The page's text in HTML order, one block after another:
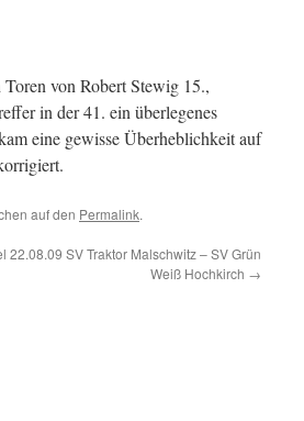
von Robert Stewig 15.,
in der 41. ein überlegenes
eine gewisse Überheblichkeit auf
auf den Permalink.
22.08.09 SV Traktor Malschwitz – SV Grün
Weiß Hochkirch →